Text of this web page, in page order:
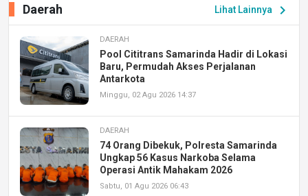
Lihat Lainnya chevron_right
Daerah
DAERAH
Pool Cititrans Samarinda Hadir di Lokasi
Baru, Permudah Akses Perjalanan
Antarkota
Minggu, 02 Agu 2026 14:37
DAERAH
74 Orang Dibekuk, Polresta Samarinda
Ungkap 56 Kasus Narkoba Selama
Operasi Antik Mahakam 2026
Sabtu, 01 Agu 2026 06:43